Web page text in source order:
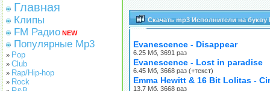
Главная
Клипы
FM Радио NEW
Популярные Mp3
» Pop
» Club
» Rap/Hip-hop
» Rock
Скачать mp3 Исполнители на букву
Evanescence - Disappear
6.25 Мб, 3691 раз
Evanescence - Lost in paradise
6.45 Мб, 3668 раз (+текст)
Emma Hewitt & 16 Bit Lolitas -
13.7 Мб, 3668 раз